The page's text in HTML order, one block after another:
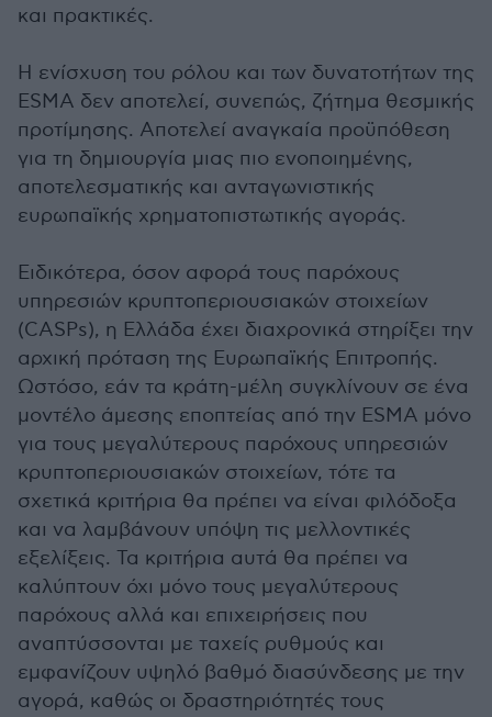
και πρακτικές.
Η ενίσχυση του ρόλου και των δυνατοτήτων της
ESMA δεν αποτελεί, συνεπώς, ζήτημα θεσμικής
προτίμησης. Αποτελεί αναγκαία προϋπόθεση
για τη δημιουργία μιας πιο ενοποιημένης,
αποτελεσματικής και ανταγωνιστικής
ευρωπαϊκής χρηματοπιστωτικής αγοράς.
Ειδικότερα, όσον αφορά τους παρόχους
υπηρεσιών κρυπτοπεριουσιακών στοιχείων
(CASPs), η Ελλάδα έχει διαχρονικά στηρίξει την
αρχική πρόταση της Ευρωπαϊκής Επιτροπής.
Ωστόσο, εάν τα κράτη-μέλη συγκλίνουν σε ένα
μοντέλο άμεσης εποπτείας από την ESMA μόνο
για τους μεγαλύτερους παρόχους υπηρεσιών
κρυπτοπεριουσιακών στοιχείων, τότε τα
σχετικά κριτήρια θα πρέπει να είναι φιλόδοξα
και να λαμβάνουν υπόψη τις μελλοντικές
εξελίξεις. Τα κριτήρια αυτά θα πρέπει να
καλύπτουν όχι μόνο τους μεγαλύτερους
παρόχους αλλά και επιχειρήσεις που
αναπτύσσονται με ταχείς ρυθμούς και
εμφανίζουν υψηλό βαθμό διασύνδεσης με την
αγορά, καθώς οι δραστηριότητές τους